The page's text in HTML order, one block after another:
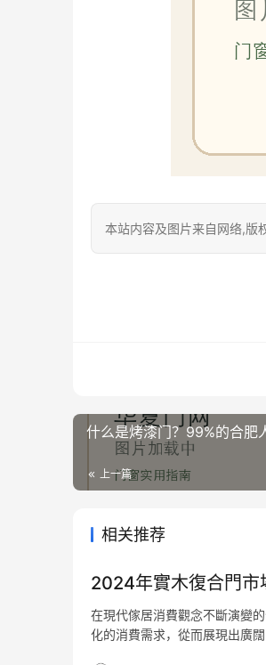
本站内容及图片来自网络,
什么是烤漆门？99%的合肥
上一篇
相关推荐
2024年實木復合門市
在現代傢居消費觀念不斷演變
化的消費需求，從而展現出